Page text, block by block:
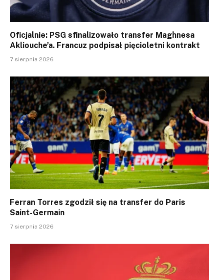
Oficjalnie: PSG sfinalizowało transfer Maghnesa
Akliouche’a. Francuz podpisał pięcioletni kontrakt
7 sierpnia 2026
Ferran Torres zgodził się na transfer do Paris
Saint-Germain
7 sierpnia 2026